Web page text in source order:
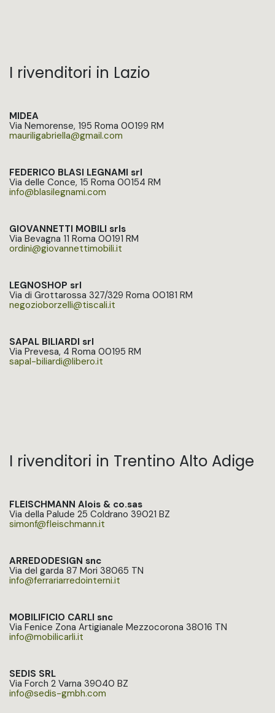
I rivenditori in Lazio
MIDEA
Via Nemorense, 195 Roma 00199 RM
mauriligabriella@gmail.com
FEDERICO BLASI LEGNAMI srl
Via delle Conce, 15 Roma 00154 RM
info@blasilegnami.com
GIOVANNETTI MOBILI srls
Via Bevagna 11 Roma 00191 RM
ordini@giovannettimobili.it
LEGNOSHOP srl
Via di Grottarossa 327/329 Roma 00181 RM
negozioborzelli@tiscali.it​
SAPAL BILIARDI srl
Via Prevesa, 4 Roma 00195 RM
sapal-biliardi@libero.it
I rivenditori in Trentino Alto Adige
FLEISCHMANN Alois & co.sas
Via della Palude 25 Coldrano 39021 BZ
simonf@fleischmann.it​
ARREDODESIGN snc
Via del garda 87 Mori 38065 TN
info@ferrariarredointerni.it
MOBILIFICIO CARLI snc
Via Fenice Zona Artigianale Mezzocorona 38016 TN
info@mobilicarli.it​
SEDIS SRL
Via Forch 2 Varna 39040 BZ
info@sedis-gmbh.com